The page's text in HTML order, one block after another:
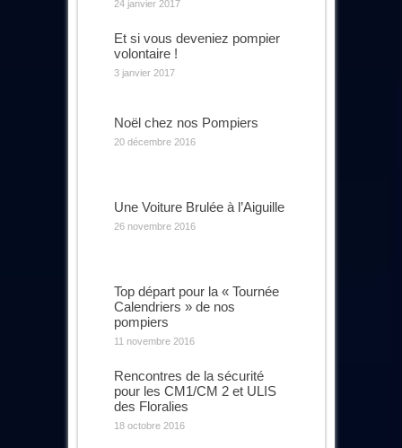
24 janvier 2017
Et si vous deveniez pompier
volontaire !
3 janvier 2017
Noël chez nos Pompiers
20 décembre 2016
Une Voiture Brulée à l’Aiguille
26 novembre 2016
Top départ pour la « Tournée
Calendriers » de nos
pompiers
11 novembre 2016
Rencontres de la sécurité
pour les CM1/CM 2 et ULIS
des Floralies
18 octobre 2016